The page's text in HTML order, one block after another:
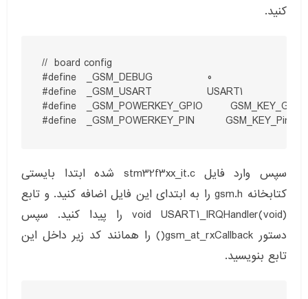
کنید.
//  board config
#define   _GSM_DEBUG                0
#define   _GSM_USART                USART1
#define   _GSM_POWERKEY_GPIO
#define   _GSM_POWERKEY_PIN         GSM_KEY_Pin
سپس وارد فایل stm32f3xx_it.c شده ابتدا بایستی
کتابخانه gsm.h را به ابتدای این فایل اضافه کنید. و تابع
void USART1_IRQHandler(void) را پیدا کنید. سپس
دستور gsm_at_rxCallback() را همانند کد زیر داخل این
تابع بنویسید.